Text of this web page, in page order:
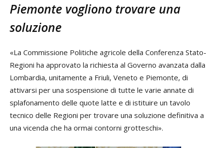
Piemonte vogliono trovare una
soluzione
«La Commissione Politiche agricole della Conferenza Stato-
Regioni ha approvato la richiesta al Governo avanzata dalla
Lombardia, unitamente a Friuli, Veneto e Piemonte, di
attivarsi per una sospensione di tutte le varie annate di
splafonamento delle quote latte e di istituire un tavolo
tecnico delle Regioni per trovare una soluzione definitiva a
una vicenda che ha ormai contorni grotteschi».